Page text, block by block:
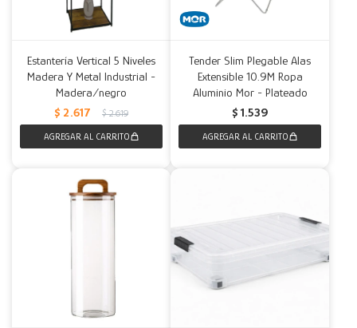
Estantería Vertical 5 Niveles
Madera Y Metal Industrial -
Madera/negro
$ 2.617 $ 2.619
Tender Slim Plegable Alas
Extensible 10.9M Ropa
Aluminio Mor - Plateado
$ 1.539